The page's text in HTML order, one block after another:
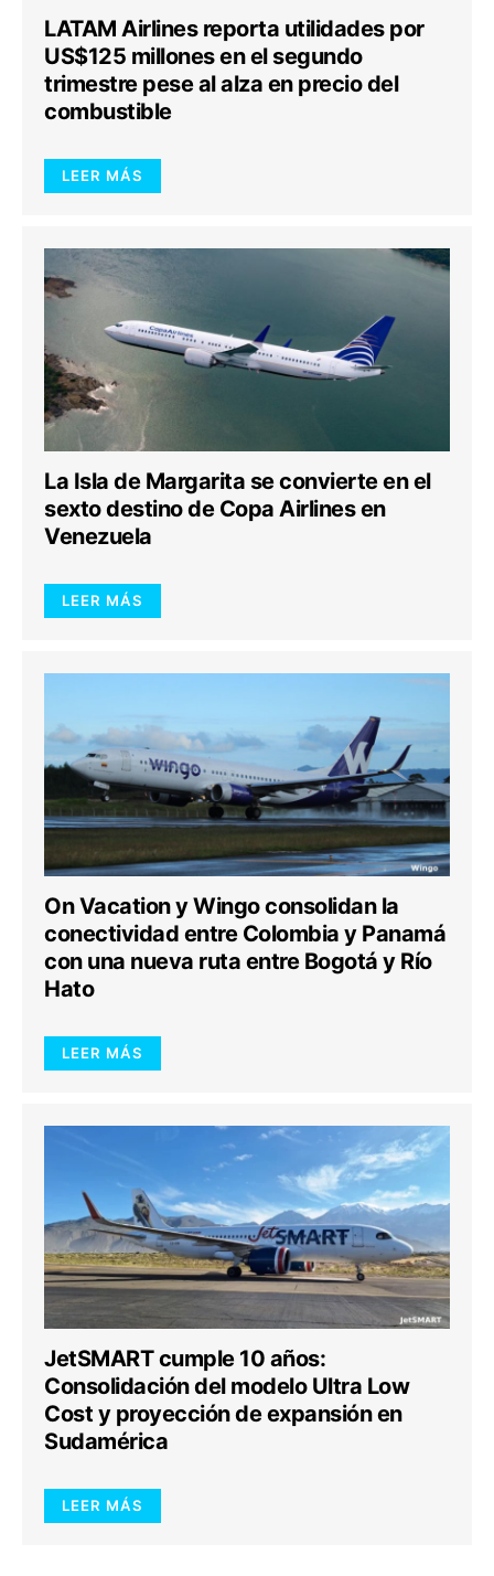
LATAM Airlines reporta utilidades por
US$125 millones en el segundo
trimestre pese al alza en precio del
combustible
LEER MÁS
La Isla de Margarita se convierte en el
sexto destino de Copa Airlines en
Venezuela
LEER MÁS
On Vacation y Wingo consolidan la
conectividad entre Colombia y Panamá
con una nueva ruta entre Bogotá y Río
Hato
LEER MÁS
JetSMART cumple 10 años:
Consolidación del modelo Ultra Low
Cost y proyección de expansión en
Sudamérica
LEER MÁS